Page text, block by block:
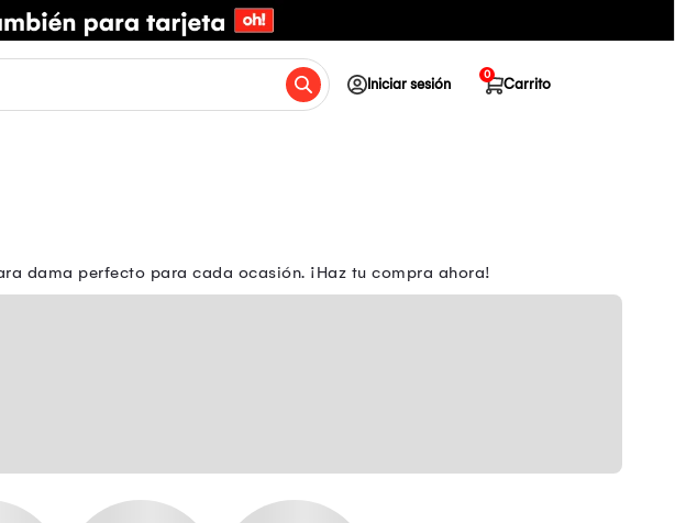
Iniciar sesión Carrito
0
dama perfecto para cada ocasión. ¡Haz tu compra ahora!